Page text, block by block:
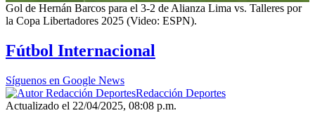
0
of
Gol de Hernán Barcos para el 3-2 de Alianza Lima vs. Talleres por
la Copa Libertadores 2025 (Video: ESPN).
Fútbol Internacional
Síguenos en Google News
Redacción Deportes
Actualizado el 22/04/2025, 08:08 p.m.